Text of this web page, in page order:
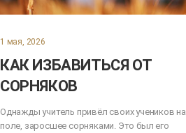
1 мая, 2026
КАК ИЗБАВИТЬСЯ ОТ
СОРНЯКОВ
Однажды учитель привёл своих учеников на
поле, заросшее сорняками. Это был его